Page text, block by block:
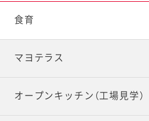
食育
マヨテラス
オープンキッチン（工場見学）